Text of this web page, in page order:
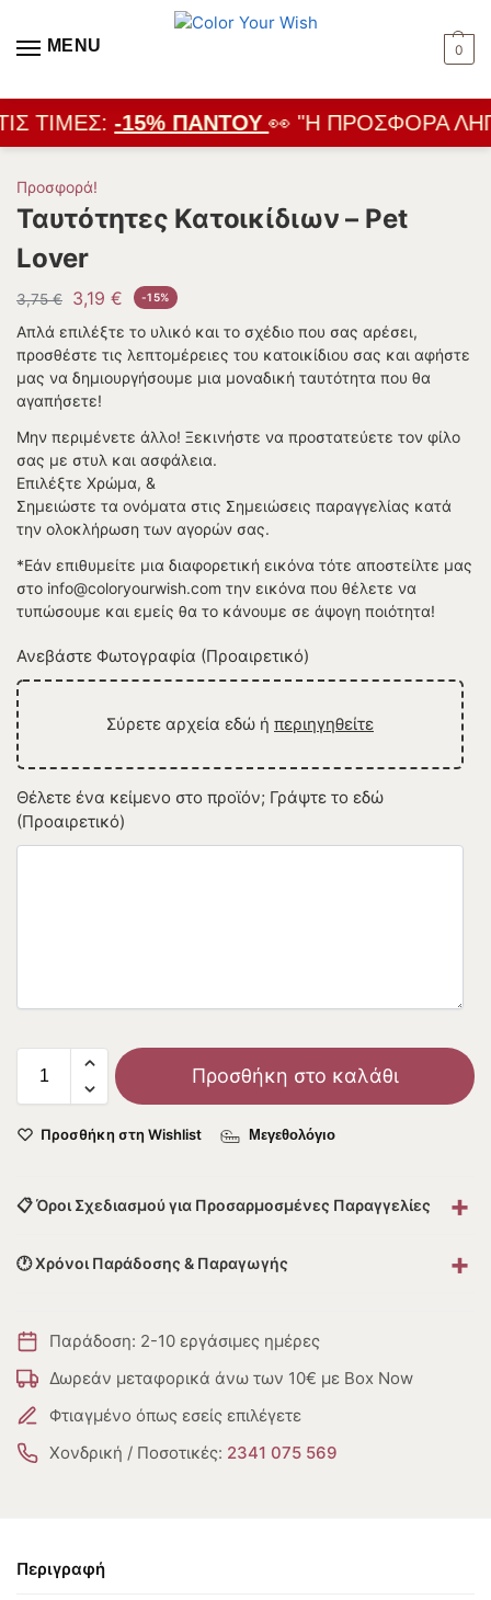
MENU 0
ΤΙΜΈΣ: -15% ΠΑΝΤΟΎ👀 "Η ΠΡΟΣΦΟΡΆ
Προσφορά!
Ταυτότητες Κατοικίδιων – Pet
Lover
3,75€ 3,19 € -15%
Απλά επιλέξτε το υλικό και το σχέδιο που σας αρέσει,
προσθέστε τις λεπτομέρειες του κατοικίδιου σας και αφήστε
μας να δημιουργήσουμε μια μοναδική ταυτότητα που θα
αγαπήσετε!
Μην περιμένετε άλλο! Ξεκινήστε να προστατεύετε τον φίλο
σας με στυλ και ασφάλεια.
Επιλέξτε Χρώμα, &
Σημειώστε τα ονόματα στις Σημειώσεις παραγγελίας κατά
την ολοκλήρωση των αγορών σας.
*Εάν επιθυμείτε μια διαφορετική εικόνα τότε αποστείλτε μας
στο info@coloryourwish.com την εικόνα που θέλετε να
τυπώσουμε και εμείς θα το κάνουμε σε άψογη ποιότητα!
Ανεβάστε Φωτογραφία (Προαιρετικό)
Σύρετε αρχεία εδώ ή περιηγηθείτε
Θέλετε ένα κείμενο στο προϊόν; Γράψτε το εδώ
(Προαιρετικό)
Προσθήκη στο καλάθι
Προσθήκη στη Wishlist Μεγεθολόγιο
📋 Όροι Σχεδιασμού για Προσαρμοσμένες Παραγγελίες +
🕐 Χρόνοι Παράδοσης & Παραγωγής +
Παράδοση: 2-10 εργάσιμες ημέρες
Δωρεάν μεταφορικά άνω των 10€ με Box Now
Φτιαγμένο όπως εσείς επιλέγετε
Χονδρική / Ποσοτικές: 2341 075 569
Περιγραφή